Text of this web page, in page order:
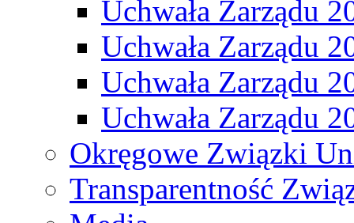
Uchwała Zarządu
Uchwała Zarządu
Uchwała Zarządu
Uchwała Zarządu
Okręgowe Związki
Transparentność